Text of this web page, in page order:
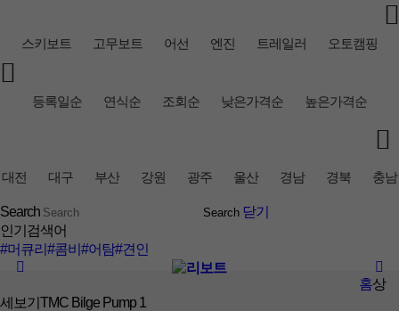
스키보트 고무보트 어선 엔진 트레일러 오토캠핑
등록일순 연식순 조회순 낮은가격순 높은가격순
대전 대구 부산 강원 광주 울산 경남 경북 충남
Search
닫기
인기검색어
#머큐리 #콤비 #어탐#견인
홈상
세보기 TMC Bilge Pump 1